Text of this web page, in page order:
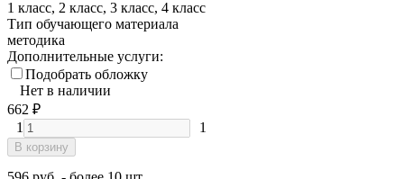
1 класс, 2 класс, 3 класс, 4 класс
Тип обучающего материала
методика
Дополнительные услуги:
Подобрать обложку
Нет в наличии
662 ₽
1
1
В корзину